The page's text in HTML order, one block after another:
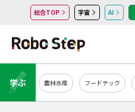
総合TOP 宇宙 AI
学ぶ 農林水産 フードテック